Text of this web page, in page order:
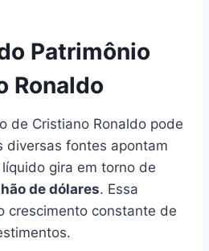
Patrimônio
Ronaldo
de Cristiano Ronaldo pode
diversas fontes apontam
gira em torno de
de dólares. Essa
crescimento constante de